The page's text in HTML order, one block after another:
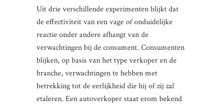
Uit drie verschillende experimenten blijkt dat
de effectiviteit van een vage of onduidelijke
reactie onder andere afhangt van de
verwachtingen bij de consument. Consumenten
blijken, op basis van het type verkoper en de
branche, verwachtingen te hebben met
betrekking tot de eerlijkheid die hij of zij zal
etaleren. Een autoverkoper staat erom bekend